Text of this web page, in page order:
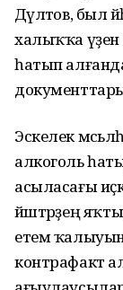
Дәүләтов, был
халыҡҡа
һатып
Эскелек
алкоголь
асыласағы
йәштәрҙең
етем
контрафакт